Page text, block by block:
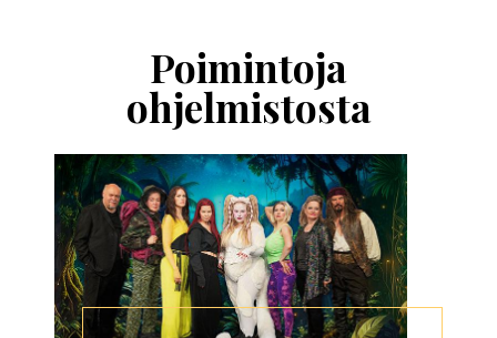
Poimintoja
ohjelmistosta